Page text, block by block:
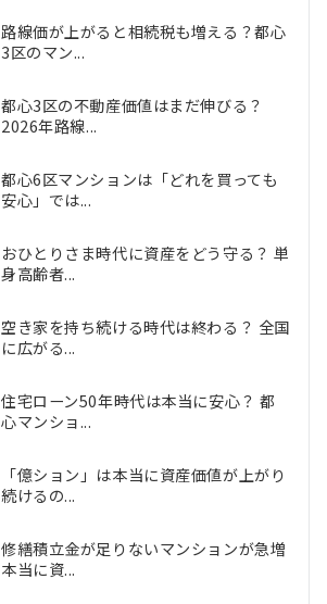
路線価が上がると相続税も増える？都心
3区のマン...
都心3区の不動産価値はまだ伸びる？
2026年路線...
都心6区マンションは「どれを買っても
安心」では...
おひとりさま時代に資産をどう守る？ 単
身高齢者...
空き家を持ち続ける時代は終わる？ 全国
に広がる...
住宅ローン50年時代は本当に安心？ 都
心マンショ...
「億ション」は本当に資産価値が上がり
続けるの...
修繕積立金が足りないマンションが急増
本当に資...